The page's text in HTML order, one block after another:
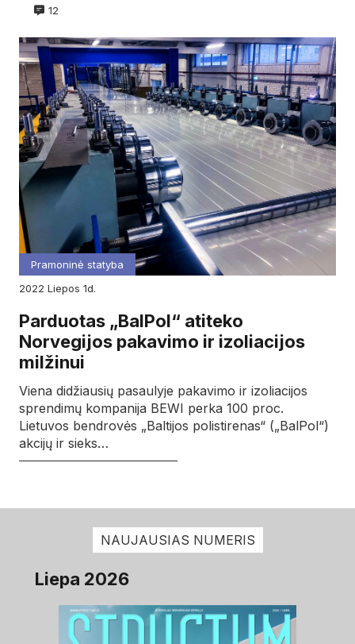
12
Pramoninė statyba
2022
liepos 1d.
Parduotas „BalPol“ atiteko
Norvegijos pakavimo ir izoliacijos
milžinui
Viena didžiausių pasaulyje pakavimo ir izoliacijos
sprendimų kompanija BEWI perka 100 proc.
Lietuvos bendrovės „Baltijos polistirenas“ („BalPol“)
akcijų ir sieks…
NAUJAUSIAS NUMERIS
Liepa 2026